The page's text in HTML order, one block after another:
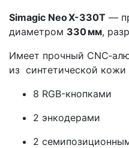
Simagic Neo X-330T —
диаметром 330 мм,
Имеет прочный
из синтетической кожи
8 RGB-кнопками
2 энкодерами
2